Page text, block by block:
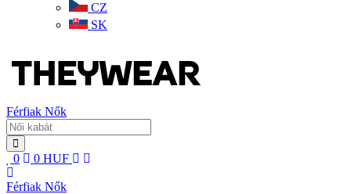
CZ
SK
Férfiak Nők
0 0 HUF
Férfiak Nők